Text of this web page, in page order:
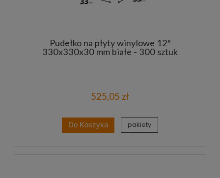
Pudełko na płyty winylowe 12″
330x330x30 mm białe - 300 sztuk
525,05 zł
Do Koszyka pakiety